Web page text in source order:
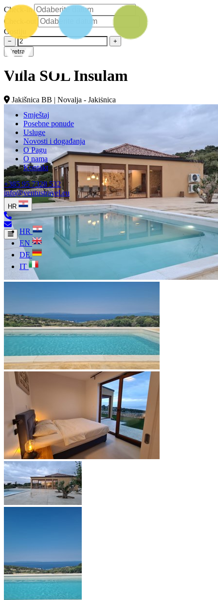
Smještaj
Posebne ponude
Usluge
Novosti i događanja
O Pagu
O nama
Kontakt
+385 95 7328 532
info@ventustravel.eu
HR
HR
EN
DE
IT
Check-in
Check-out
Gostiju
−
+
Pretraži
Villa SOL Insulam
Jakišnica BB | Novalja - Jakišnica